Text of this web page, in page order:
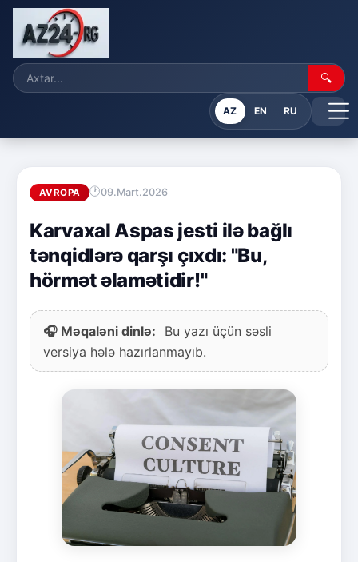
🔍
AZ EN RU
AVROPA 09.Mart.2026
Karvaxal Aspas jesti ilə bağlı
tənqidlərə qarşı çıxdı: "Bu,
hörmət əlamətidir!"
🎧 Məqaləni dinlə:
Bu yazı üçün səsli
versiya hələ hazırlanmayıb.